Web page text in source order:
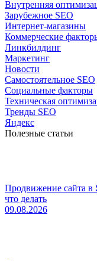
Внутренняя
Зарубежное SEO
Интернет-магазины
Коммерческие
Линкбилдинг
Маркетинг
Новости
Самостоятельное SEO
Социальные факторы
Техническая
Тренды SEO
Яндекс
Полезные статьи
Продвижение сайта в
что делать
09.08.2026